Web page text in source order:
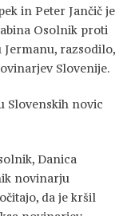
in Peter Jančič je
Osolnik proti
razsodilo,
Slovenije.
Slovenskih novic
Danica
novinarju
da je kršil